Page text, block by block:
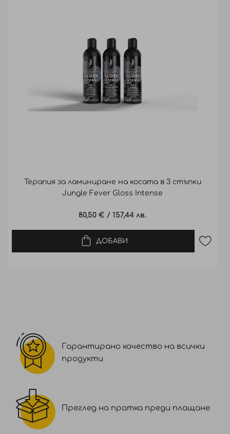
Терапия за ламиниране на косата в 3 стъпки
Jungle Fever Gloss Intense
80,50 € / 157,44 лв.
ДОБАВИ
Гарантирано качество на всички
продукти
Преглед на пратка преди плащане